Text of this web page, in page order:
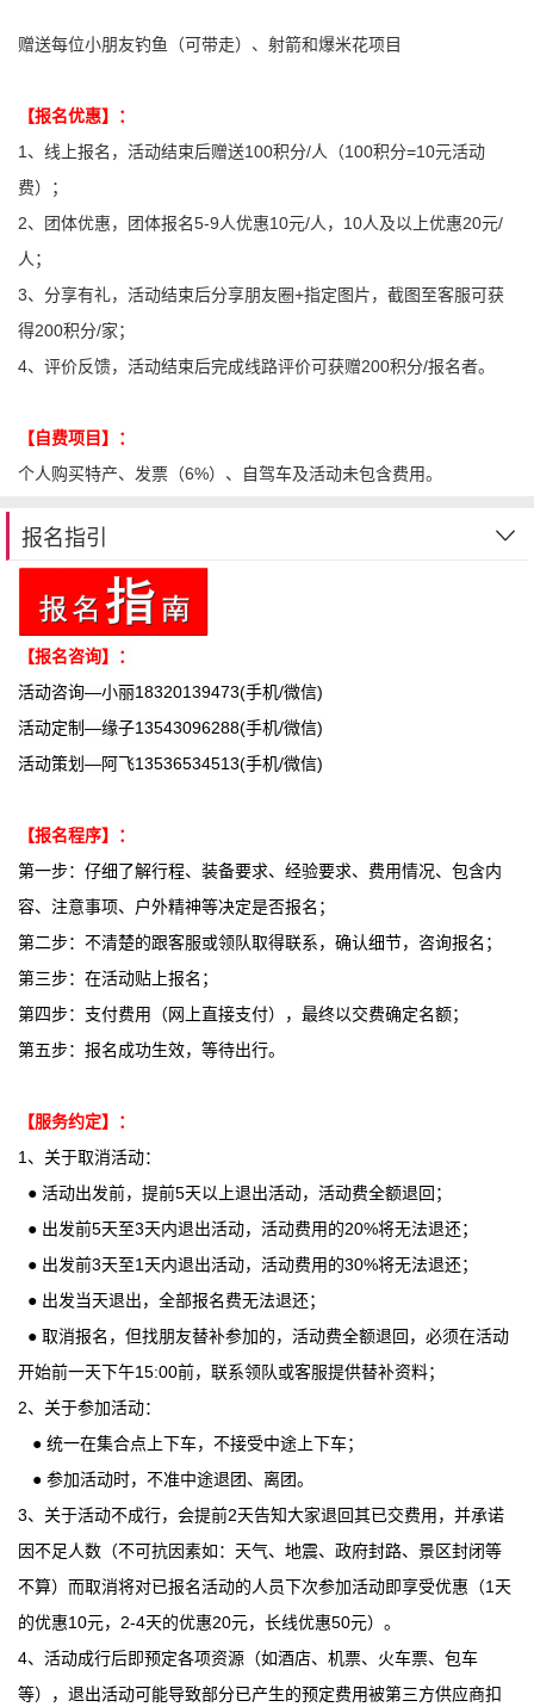
赠送每位小朋友钓鱼（可带走）、射箭和爆米花项目
【报名优惠】：
1、线上报名，活动结束后赠送100积分/人（100积分=10元活动
费）；
2、团体优惠，团体报名5-9人优惠10元/人，10人及以上优惠20元/
人；
3、分享有礼，活动结束后分享朋友圈+指定图片，截图至客服可获
得200积分/家；
4、评价反馈，活动结束后完成线路评价可获赠200积分/报名者。
【自费项目】：
个人购买特产、发票（6%）、自驾车及活动未包含费用。
报名指引
【报名咨询】：
活动咨询—小丽18320139473(手机/微信)
活动定制—缘子13543096288(手机/微信)
活动策划—阿飞13536534513(手机/微信)
【报名程序】：
第一步：仔细了解行程、装备要求、经验要求、费用情况、包含内
容、注意事项、户外精神等决定是否报名；
第二步：不清楚的跟客服或领队取得联系，确认细节，咨询报名；
第三步：在活动贴上报名；
第四步：支付费用（网上直接支付），最终以交费确定名额；
第五步：报名成功生效，等待出行。
【服务约定】：
1、关于取消活动：
● 活动出发前，提前5天以上退出活动，活动费全额退回；
● 出发前5天至3天内退出活动，活动费用的20%将无法退还；
● 出发前3天至1天内退出活动，活动费用的30%将无法退还；
● 出发当天退出，全部报名费无法退还；
● 取消报名，但找朋友替补参加的，活动费全额退回，必须在活动
开始前一天下午15:00前，联系领队或客服提供替补资料；
2、关于参加活动：
● 统一在集合点上下车，不接受中途上下车；
● 参加活动时，不准中途退团、离团。
3、关于活动不成行，会提前2天告知大家退回其已交费用，并承诺
因不足人数（不可抗因素如：天气、地震、政府封路、景区封闭等
不算）而取消将对已报名活动的人员下次参加活动即享受优惠（1天
的优惠10元，2-4天的优惠20元，长线优惠50元）。
4、活动成行后即预定各项资源（如酒店、机票、火车票、包车
等），退出活动可能导致部分已产生的预定费用被第三方供应商扣